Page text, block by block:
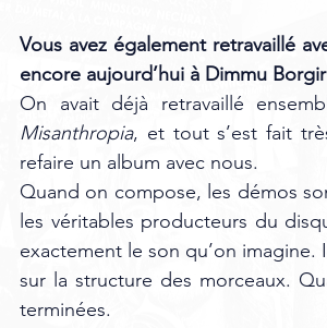
Vous avez également retravaillé
encore aujourd’hui à Dimmu
On avait déjà retravaillé
Misanthropia, et tout s’est fait
refaire un album avec nous.
Quand on compose, les démos
les véritables producteurs du
exactement le son qu’on
sur la structure des morceaux.
terminées.